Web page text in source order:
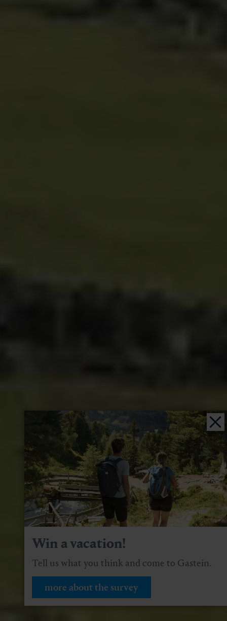
Win a vacation!
Tell us what you think and come to Gastein.
more about the survey